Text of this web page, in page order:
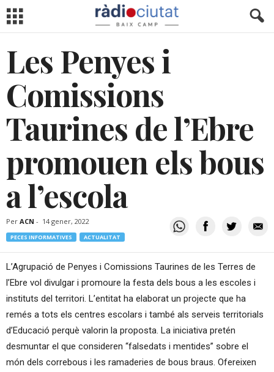
Les Penyes i
Comissions
Taurines de l’Ebre
promouen els bous
a l’escola
Per ACN - 14 gener, 2022
PECES INFORMATIVES ACTUALITAT
L’Agrupació de Penyes i Comissions Taurines de les Terres de
l’Ebre vol divulgar i promoure la festa dels bous a les escoles i
instituts del territori. L’entitat ha elaborat un projecte que ha
remés a tots els centres escolars i també als serveis territorials
d’Educació perquè valorin la proposta. La iniciativa pretén
desmuntar el que consideren “falsedats i mentides” sobre el
món dels correbous i les ramaderies de bous braus. Ofereixen